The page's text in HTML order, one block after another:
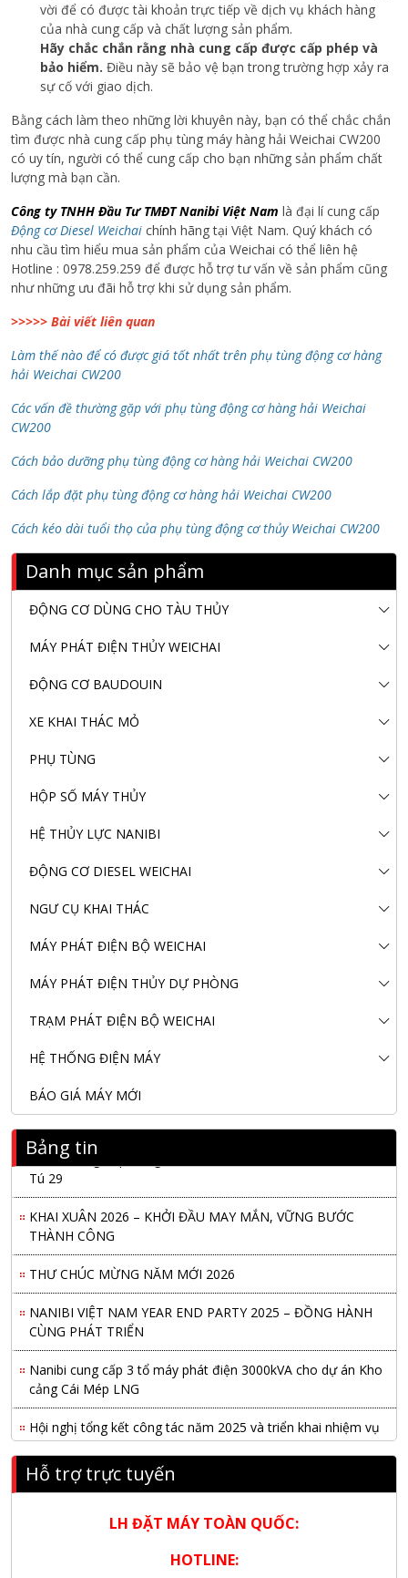
Danh mục sản phẩm
ĐỘNG CƠ DÙNG CHO TÀU THỦY
MÁY PHÁT ĐIỆN THỦY WEICHAI
ĐỘNG CƠ BAUDOUIN
XE KHAI THÁC MỎ
PHỤ TÙNG
HỘP SỐ MÁY THỦY
HỆ THỦY LỰC NANIBI
ĐỘNG CƠ DIESEL WEICHAI
NGƯ CỤ KHAI THÁC
MÁY PHÁT ĐIỆN BỘ WEICHAI
MÁY PHÁT ĐIỆN THỦY DỰ PHÒNG
TRẠM PHÁT ĐIỆN BỘ WEICHAI
HỆ THỐNG ĐIỆN MÁY
BÁO GIÁ MÁY MỚI
Bảng tin
Nanibi Cung Cấp Động Cơ Weichai Cho Tàu Vận Tải Minh
Tú 29
KHAI XUÂN 2026 – KHỞI ĐẦU MAY MẮN, VỮNG BƯỚC
THÀNH CÔNG
THƯ CHÚC MỪNG NĂM MỚI 2026
NANIBI VIỆT NAM YEAR END PARTY 2025 – ĐỒNG HÀNH
CÙNG PHÁT TRIỂN
Nanibi cung cấp 3 tổ máy phát điện 3000kVA cho dự án Kho
cảng Cái Mép LNG
Hội nghị tổng kết công tác năm 2025 và triển khai nhiệm vụ
năm 2026 do chi hội tàu du lịch Hạ Long
NANIBI khai trương văn phòng Ninh Bình & kỷ niệm 15 năm
phát triển bền vững
Tập đoàn Công nghiệp nặng Sơn Đông tổ chức Hội nghị đối
Hỗ trợ trực tuyến
LH ĐẶT MÁY TOÀN QUỐC:
HOTLINE:
vời để có được tài khoản trực tiếp về dịch vụ khách hàng
của nhà cung cấp và chất lượng sản phẩm.
Hãy chắc chắn rằng nhà cung cấp được cấp phép và
bảo hiểm. Điều này sẽ bảo vệ bạn trong trường hợp xảy ra
sự cố với giao dịch.
Bằng cách làm theo những lời khuyên này, bạn có thể chắc chắn
tìm được nhà cung cấp phụ tùng máy hàng hải Weichai CW200
có uy tín, người có thể cung cấp cho bạn những sản phẩm chất
lượng mà bạn cần.
Công ty TNHH Đầu Tư TMĐT Nanibi Việt Nam là đại lí cung cấp
Động cơ Diesel Weichai chính hãng tại Việt Nam. Quý khách có
nhu cầu tìm hiểu mua sản phẩm của Weichai có thể liên hệ
Hotline : 0978.259.259 để được hỗ trợ tư vấn về sản phẩm cũng
như những ưu đãi hỗ trợ khi sử dụng sản phẩm.
>>>>> Bài viết liên quan
Làm thế nào để có được giá tốt nhất trên phụ tùng động cơ hàng
hải Weichai CW200
Các vấn đề thường gặp với phụ tùng động cơ hàng hải Weichai
CW200
Cách bảo dưỡng phụ tùng động cơ hàng hải Weichai CW200
Cách lắp đặt phụ tùng động cơ hàng hải Weichai CW200
Cách kéo dài tuổi thọ của phụ tùng động cơ thủy Weichai CW200